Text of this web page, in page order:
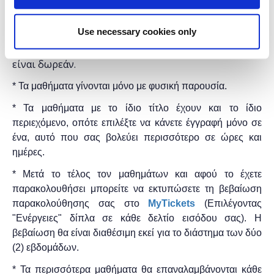
Use necessary cookies only
Στο H2B HUB.
Η εκδήλωση γίνεταιμε την υποστήριξη
της"MicrosoftΕλλάς"και ησυμμετοχή για το κοινό
είναι δωρεάν.
* Τα μαθήματα γίνονται μόνο με φυσική παρουσία.
* Τα μαθήματα με το ίδιο τίτλο έχουν και το ίδιο
περιεχόμενο, οπότε επιλέξτε να κάνετε έγγραφή μόνο σε
ένα, αυτό που σας βολεύει περισσότερο σε ώρες και
ημέρες.
* Μετά το τέλος τον μαθημάτων και αφού το έχετε
παρακολουθήσει μπορείτε να εκτυπώσετε τη βεβαίωση
παρακολούθησης ​σας στο
MyTickets (Επιλέγοντας
"Ενέργειες" δίπλα σε κάθε δελτίο εισόδου σας). Η
βεβαίωση θα είναι διαθέσιμη εκεί για το διάστημα των δύο
(2) εβδομάδων.
* Τα περισσότερα μαθήματα θα επαναλαμβάνονται κάθε